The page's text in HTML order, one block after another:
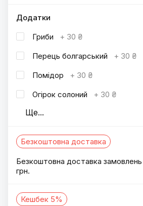
Додатки
Гриби
+ 30 ₴
Перець болгарський
+ 30 ₴
Помідор
+ 30 ₴
Огірок солоний
+ 30 ₴
Ще...
Безкоштовна доставка
Безкоштовна доставка
грн.
Кешбек 5%